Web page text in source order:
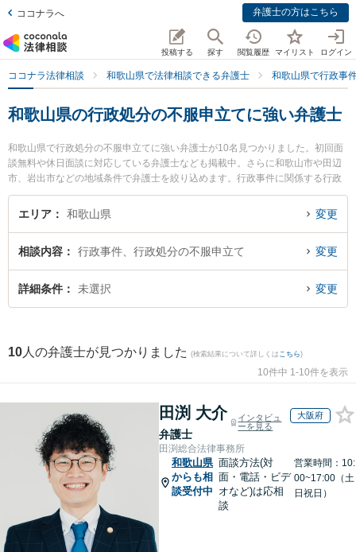
ココナラへ 弁護士の方はこちら
投稿する 探す 閲覧履歴 マイリスト ログイン
ココナラ法律相談 和歌山県で法律相談できる弁護士 和歌山県で行政事
和歌山県の行政処分の不服申立てに強い弁護士
和歌山県で行政処分の不服申立てに強い弁護士が10名見つかりました。初回面
談無料や休日面談に対応している弁護士なども掲載中。さらに和歌山市や田辺
市、岩出市などの地域条件で弁護士を絞り込めます。行政事件に関係する行政
処分の不服申立てや住民訴訟、抗告訴訟（処分取り消し等）等の細かな分野で
の絞り込み検索もでき便利です。特に佐藤生空法律事務所の佐藤 生空弁護士や
夜間に発生した行政処分の不服申立てのトラブルを今すぐに弁護士に相談した
い』『行政処分の不服申立てのトラブル解決の実績豊富な近くの弁護士を検索
したい』『初回相談無料で行政処分の不服申立てを法律相談できる和歌山県内
エリア 和歌山県 変更
相談内容 行政事件、行政処分の不服申立て 変更
詳細条件 未選択 変更
10 人の弁護士が見つかりました (検索結果について詳しくは こちら)
10件中 1-10件を表示
田渕 大介
弁護士
インタビュ
ーを見る
大阪府
田渕総合法律事務所
和歌山県
からも相
談受付中
面談方法(対
面・電話・ビデ
オなど)は応相
談
営業時間：10:
00~17:00（土
日祝日）